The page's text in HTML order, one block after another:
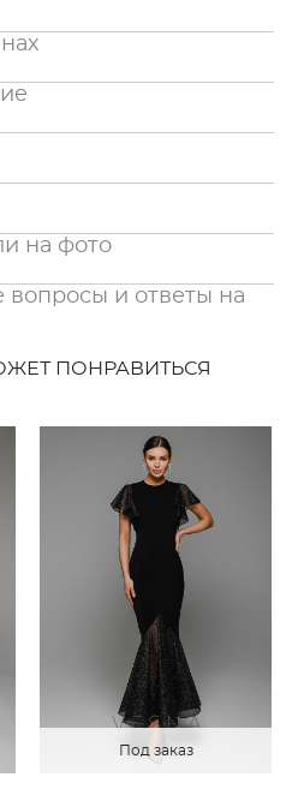
на фото
вопросы и ответы на
ПОНРАВИТЬСЯ
Под заказ